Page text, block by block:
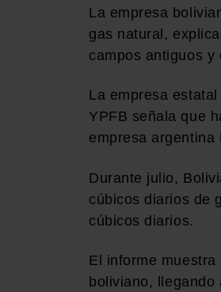
La empresa
gas natural,
campos antiguos y
La empresa
YPFB señala que
empresa
Durante julio,
cúbicos diarios de
cúbicos diarios.
El informe
boliviano,